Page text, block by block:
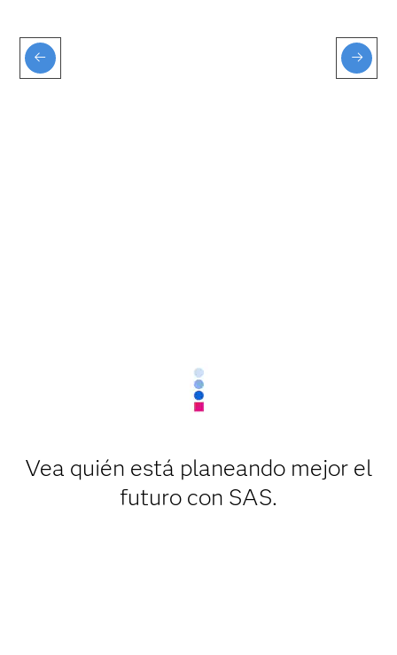
Vea quién está planeando mejor el
futuro con SAS.